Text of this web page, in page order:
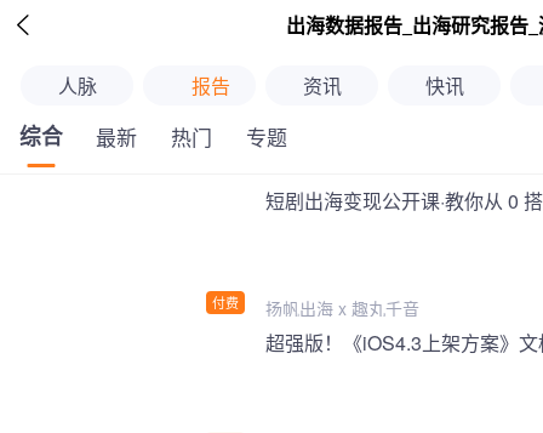
 出海数据报告_出海研究报告
人脉 报告 资讯 快讯
综合 最新 热门 专题
付费
短剧出海变现公开课·教你从 0
扬帆出海 x 趣丸千音